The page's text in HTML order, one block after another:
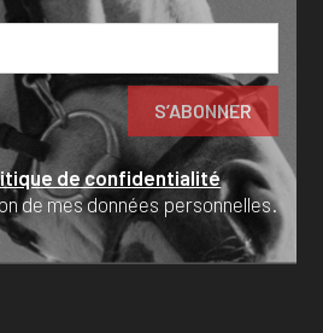
de confidentialité
de mes données personnelles.